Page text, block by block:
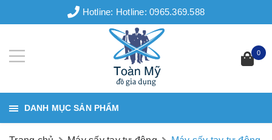
Hotline: Hotline: 0965.369.588
0
DANH MỤC SẢN PHẨM